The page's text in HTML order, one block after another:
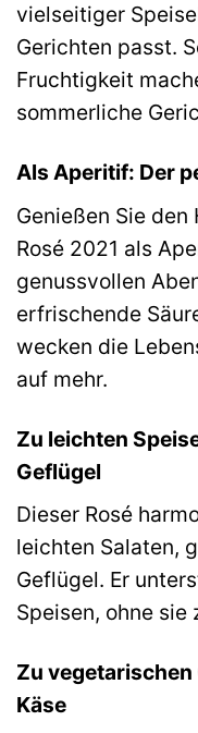
vielseitiger
Gerichten passt.
Fruchtigkeit
sommerliche
Als Aperitif: Der
Genießen Sie
Rosé 2021 als
genussvollen
erfrischende
wecken die
auf mehr.
Zu leichten
Geflügel
Dieser Rosé
leichten Salaten,
Geflügel. Er
Speisen, ohne sie
Zu
Käse